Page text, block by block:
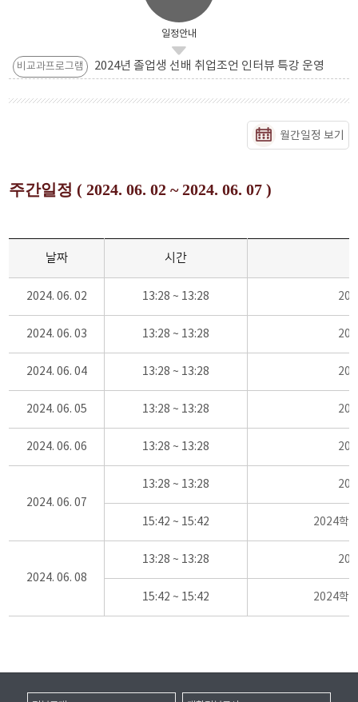
일정안내
비교과프로그램 2024년 졸업생 선배 취업조언 인터뷰 특강 운영
월간일정 보기
주간일정 ( 2024. 06. 02 ~ 2024. 06. 07 )
날짜 시간
2024. 06. 02 13:28 ~ 13:28
2024. 06. 03 13:28 ~ 13:28
2024. 06. 04 13:28 ~ 13:28
2024. 06. 05 13:28 ~ 13:28
2024. 06. 06 13:28 ~ 13:28
2024. 06. 07
13:28 ~ 13:28
15:42 ~ 15:42 2024학
2024. 06. 08
13:28 ~ 13:28
15:42 ~ 15:42 2024학